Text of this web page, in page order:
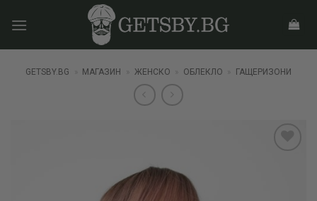
GETSBY.BG МАГАЗИН ЖЕНСКО ОБЛЕКЛО ГАЩЕРИЗОНИ